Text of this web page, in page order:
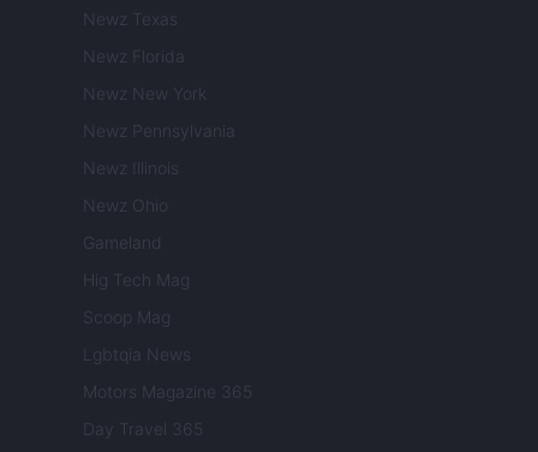
Newz Texas
Newz Florida
Newz New York
Newz Pennsylvania
Newz Illinois
Newz Ohio
Gameland
Hig Tech Mag
Scoop Mag
Lgbtqia News
Motors Magazine 365
Day Travel 365